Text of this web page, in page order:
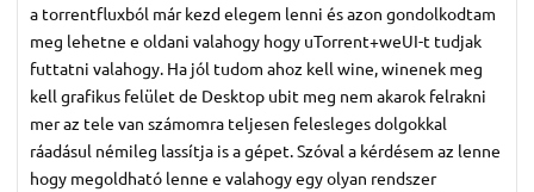
a torrentfluxból már kezd elegem lenni és azon gondolkodtam
meg lehetne e oldani valahogy hogy uTorrent+weUI-t tudjak
futtatni valahogy. Ha jól tudom ahoz kell wine, winenek meg
kell grafikus felület de Desktop ubit meg nem akarok felrakni
mer az tele van számomra teljesen felesleges dolgokkal
ráadásul némileg lassítja is a gépet. Szóval a kérdésem az lenne
hogy megoldható lenne e valahogy egy olyan rendszer